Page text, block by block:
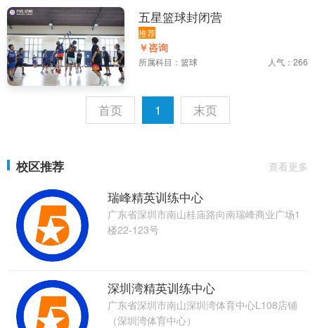
五星篮球封闭营
推荐
￥咨询
所属科目： 篮球 人气：266
首页 1 末页
校区推荐 查看更多
瑞峰精英训练中心
广东省深圳市南山桂庙路向南瑞峰商业广场1
楼22-123号
深圳湾精英训练中心
广东省深圳市南山深圳湾体育中心L108店铺
（深圳湾体育中心）